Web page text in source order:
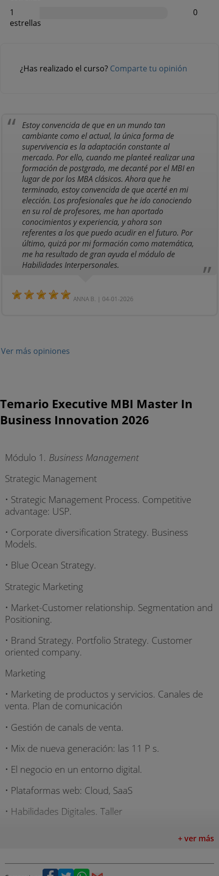
1
estrellas
0
¿Has realizado el curso? Comparte tu opinión
Estoy convencida de que en un mundo tan
cambiante como el actual, la única forma de
supervivencia es la adaptación constante al
mercado. Por ello, cuando me planteé realizar una
formación de postgrado, me decanté por el MBI en
lugar de por los MBA clásicos. Ahora que he
terminado, estoy convencida de que acerté en mi
elección. Los profesionales que he ido conociendo
en su rol de profesores, me han aportado
conocimientos y experiencia, y ahora son
referentes a los que puedo acudir en el futuro. Por
último, quizá por mi formación como matemática,
me ha resultado de gran ayuda el módulo de
Habilidades Interpersonales.
ANNA B. | 04-01-2026
Ver más opiniones
Temario Executive MBI Master In
Business Innovation 2026
Módulo 1. Business Management
Strategic Management
• Strategic Management Process. Competitive
advantage: USP.
• Corporate diversification Strategy. Business
Models.
• Blue Ocean Strategy.
Strategic Marketing
• Market-Customer relationship. Segmentation and
Positioning.
• Brand Strategy. Portfolio Strategy. Customer
oriented company.
Marketing
• Marketing de productos y servicios. Canales de
venta. Plan de comunicación
• Gestión de canals de venta.
• Mix de nueva generación: las 11 P s.
• El negocio en un entorno digital.
• Plataformas web: Cloud, SaaS
• Habilidades Digitales. Taller
• Redes sociales. Herramientas de monitorización.
+ ver más